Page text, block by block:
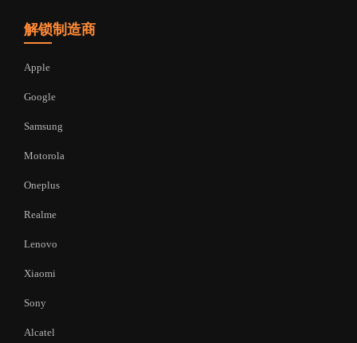
解锁制造商
Apple
Google
Samsung
Motorola
Oneplus
Realme
Lenovo
Xiaomi
Sony
Alcatel